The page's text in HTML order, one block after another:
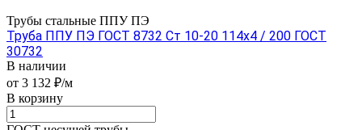
Трубы стальные ППУ ПЭ
Труба ППУ ПЭ ГОСТ 8732 Ст 10-20 114x4 / 200 ГОСТ
30732
В наличии
от 3 132 ₽/м
В корзину